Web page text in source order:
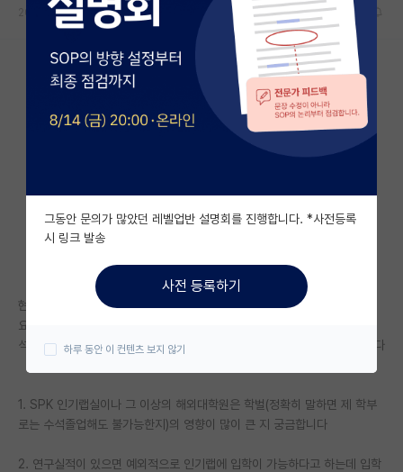
커뮤니티
커뮤니티 홈
전체글보기
베스트 게시판
자유 게시판(아무개랩)
미국 유학 게시판
미국 대학원 합격 후기 게시판
대학원생 모집 게시판
연구실(PI) 홍보 게시판
석박사 채용 정보 게시판
2024.01.29 4 2517
현재 지거국(경북대 or 부산대) 컴퓨터공학과 3학년까지 끝낸 학생입니다
요즘 AI분야가 전망도 괜찮고 저도 이 부분에 관심이 생겨서 AI분야 대학원
석사를 고민중인데 몇 가지 질문에 대한 답변을 해 주신다면 감사하겠습니다
1. SPK 인기랩실이나 그 이상의 해외대학원은 학벌(정확히 말하면 제 학부
로는 수석졸업해도 불가능한지)의 영향이 많이 큰 지 궁금합니다
2. 연구실적이 있으면 예외적으로 인기랩에 입학이 가능하다고 하는데 입학
그동안 문의가 많았던 레벨업반 설명회를 진행합니다. *사전등록
시 링크 발송
사전 등록하기
하루 동안 이 컨텐츠 보지 않기